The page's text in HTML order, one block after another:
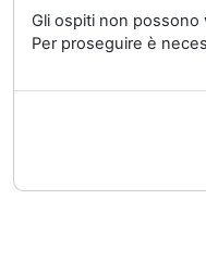
Gli ospiti non possono
Per proseguire è